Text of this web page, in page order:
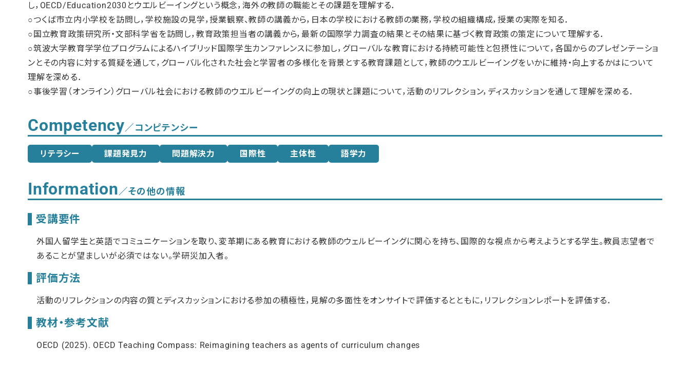
し，OECD/Education2030とウエルビーイングという概念，海外の教師の職能とその課題を理解する．
○つくば市立内小学校を訪問し，学校施設の見学，授業観察、教師の講義から，日本の学校における教師の業務，学校の組織構成，授業の実際を知る．
○国立教育政策研究所・文部科学省を訪問し，教育政策担当者の講義から，最新の国際学力調査の結果とその結果に基づく教育政策の策定について理解する．
○筑波大学教育学学位プログラムによるハイブリッド国際学生カンファレンスに参加し，グローバルな教育における持続可能性と包摂性について，各国からのプレゼンテーショ
ンとその内容に対する質疑を通して，グローバル化された社会と学習者の多様化を背景とする教育課題として，教師のウエルビーイングをいかに維持・向上するかはについて
理解を深める．
○事後学習（オンライン）グローバル社会における教師のウエルビーイングの向上の現状と課題について，活動のリフレクション，ディスカッションを通して理解を深める．
Competency／コンピテンシー
リテラシー 課題発見力 問題解決力 国際性 主体性 語学力
Information ／その他の情報
受講要件
外国人留学生と英語でコミュニケーションを取り、変革期にある教育における教師のウェルビーイングに関心を持ち、国際的な視点から考えようとする学生。教員志望者で
あることが望ましいが必須ではない。学研災加入者。
評価方法
活動のリフレクションの内容の質とディスカッションにおける参加の積極性，見解の多面性をオンサイトで評価するとともに，リフレクションレポートを評価する．
教材・参考文献
OECD (2025). OECD Teaching Compass: Reimagining teachers as agents of curriculum changes